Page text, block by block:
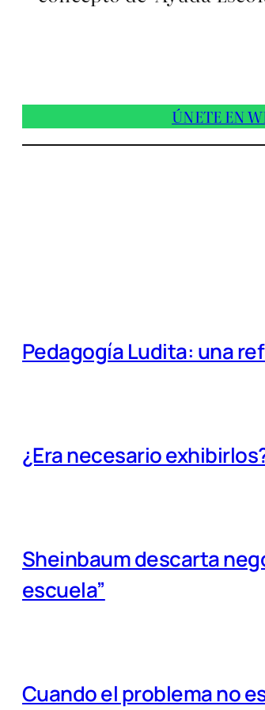
ÚNETE EN
Pedagogía Ludita: una
¿Era necesario
Sheinbaum descarta
escuela”
Cuando el problema no